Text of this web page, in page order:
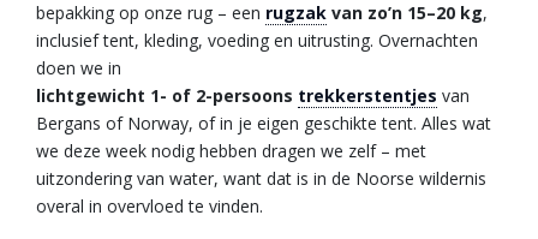
bepakking op onze rug – een rugzak van zo’n 15–20 kg,
inclusief tent, kleding, voeding en uitrusting. Overnachten
doen we in
lichtgewicht 1- of 2-persoons trekkerstentjes van
Bergans of Norway, of in je eigen geschikte tent. Alles wat
we deze week nodig hebben dragen we zelf – met
uitzondering van water, want dat is in de Noorse wildernis
overal in overvloed te vinden.